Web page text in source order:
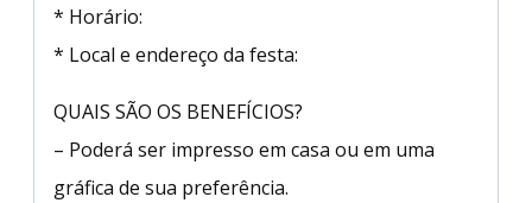
* Horário:
* Local e endereço da festa:
QUAIS SÃO OS BENEFÍCIOS?
– Poderá ser impresso em casa ou em uma
gráfica de sua preferência.